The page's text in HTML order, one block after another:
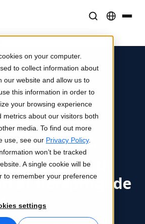
on your computer.
to collect information about
our website and allow us to
this information in order to
your browsing experience
metrics about our visitors both
media. To find out more
use, see our Privacy Policy.
won’t be tracked
A single cookie will be
to remember your preference
settings
præcision
overalt
alle skærme
outsourcingtjenester
på linje med dit brand
gjort enkel
i realtid
drevet af AI
kunder
indhold
til
af flersprogede